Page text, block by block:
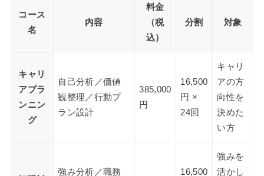
コース
名
内容
料金
（税
込）
分割 対象
キャリ
アプラ
ンニン
グ
自己分析／価値
観整理／行動プ
ラン設計
385,000
円
16,500
円 ×
24回
キャリ
アの方
向性を
決めた
い方
強み分析／職務
16,500
強みを
活かし